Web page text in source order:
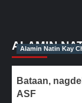
ALAMIN
Alamin Natin Kay
Bataan,
ASF